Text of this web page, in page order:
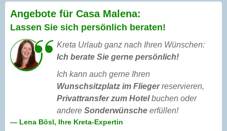
Angebote für Casa Malena:
Lassen Sie sich persönlich beraten!
Kreta Urlaub ganz nach Ihren Wünschen:
Ich berate Sie gerne persönlich!
Ich kann auch gerne Ihren
Wunschsitzplatz im Fliegerreservieren,
Privattransfer zum Hotelbuchen oder
andere Sonderwünsche erfüllen!
— Lena Bösl, Ihre Kreta-Expertin